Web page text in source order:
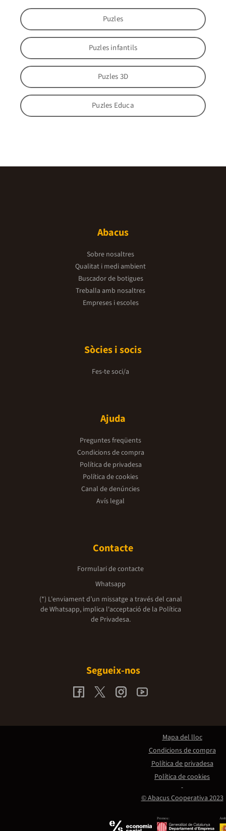
Puzles
Puzles infantils
Puzles 3D
Puzles Educa
Abacus
Sobre nosaltres
Qualitat i medi ambient
Buscador de botigues
Treballa amb nosaltres
Empreses i escoles
Sòcies i socis
Fes-te soci/a
Ajuda
Preguntes freqüents
Condicions de compra
Política de privadesa
Política de cookies
Canal de denúncies
Avís legal
Contacte
Formulari de contacte
Whatsapp
(*) L'enviament d’un missatge a través del canal
de Whatsapp, implica l'acceptació de la Política
de Privadesa.
Segueix-nos
Promou:
© Abacus Cooperativa 2023
Mapa del lloc
Condicions de compra
Política de privadesa
Política de cookies